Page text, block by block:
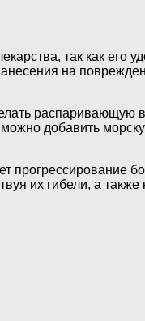
так как его
на
распаривающую
добавить
прогрессирование
их гибели, а также